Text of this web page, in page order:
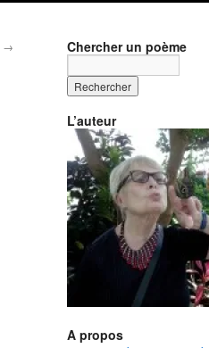
→ Chercher un poème
L’auteur
A propos